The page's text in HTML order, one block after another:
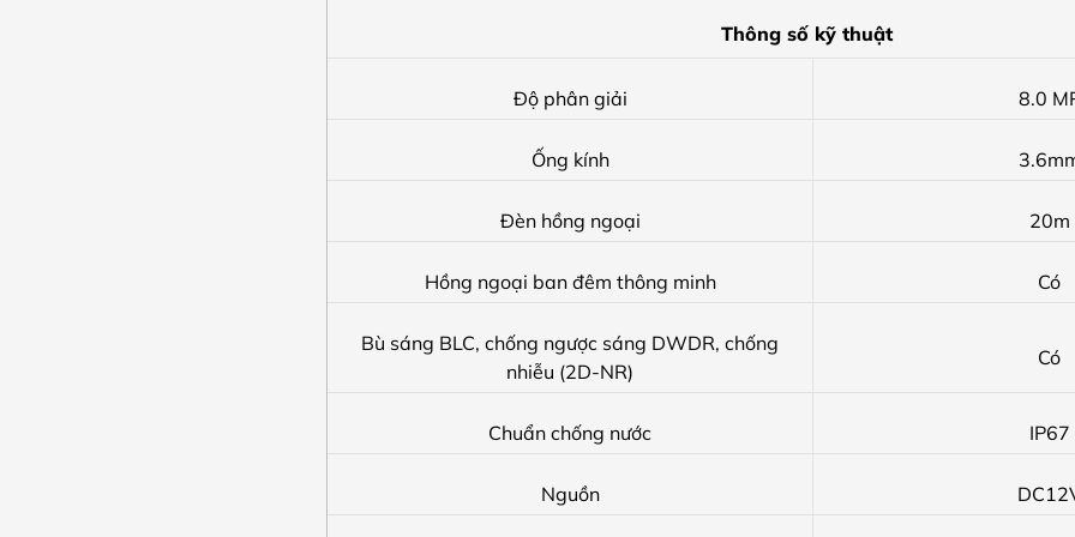
Thông số kỹ thuật
Độ phân giải 8.0
Ống kính
Đèn hồng ngoại 20m
Hồng ngoại ban đêm thông minh Có
Bù sáng BLC, chống ngược sáng DWDR, chống
nhiễu (2D-NR)
Có
Chuẩn chống nước IP67
Nguồn